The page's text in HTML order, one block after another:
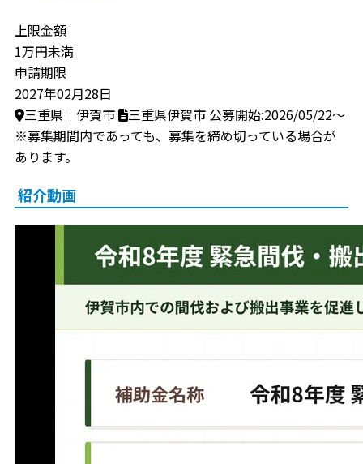
上限金額
1万円未満
申請期限
2027年02月28日
三重県｜伊賀市
三重県伊賀市 公募開始:2026/05/22～
※募集期間内であっても、募集を締め切っている場合が
あります。
紹介動画